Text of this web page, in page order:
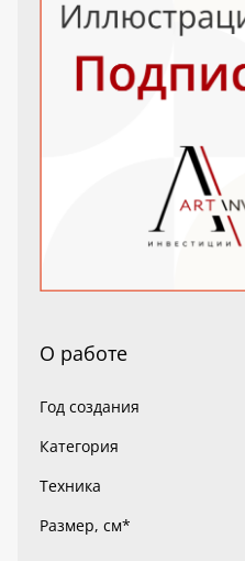
О работе
Год создания
Категория
Техника
Размер, см*